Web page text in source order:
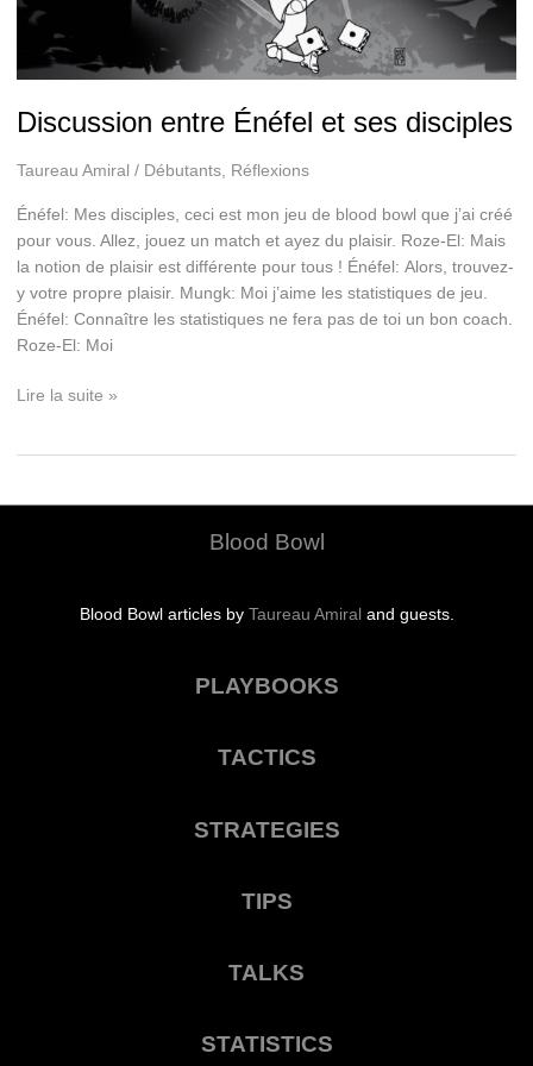
Discussion entre Énéfel et ses disciples
Taureau Amiral / Débutants, Réflexions
Énéfel: Mes disciples, ceci est mon jeu de blood bowl que j’ai créé
pour vous. Allez, jouez un match et ayez du plaisir. Roze-El: Mais
la notion de plaisir est différente pour tous ! Énéfel: Alors, trouvez-
y votre propre plaisir. Mungk: Moi j’aime les statistiques de jeu.
Énéfel: Connaître les statistiques ne fera pas de toi un bon coach.
Roze-El: Moi
Discussion
Lire la suite »
Blood Bowl
Blood Bowl articles by Taureau Amiraland guests.
PLAYBOOKS
TACTICS
STRATEGIES
TIPS
TALKS
STATISTICS